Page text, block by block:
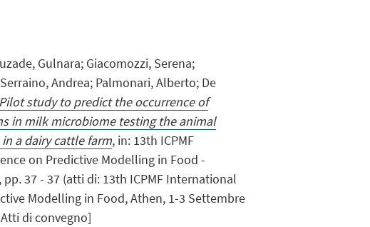
Gulnara; Giacomozzi, Serena;
Andrea; Palmonari, Alberto; De
Pilot study to predict the occurrence of
in milk microbiome testing the animal
a dairy cattle farm, in: 13th ICPMF
on Predictive Modelling in Food -
37 - 37 (atti di: 13th ICPMF International
Modelling in Food, Athen, 1-3 Settembre
di convegno]